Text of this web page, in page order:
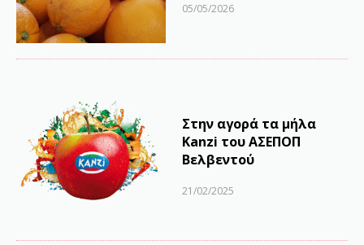
05/05/2026
Στην αγορά τα μήλα
Kanzi του ΑΣΕΠΟΠ
Βελβεντού
21/02/2025